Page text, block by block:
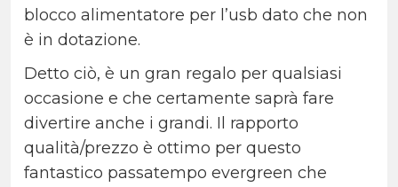
blocco alimentatore per l’usb dato che non
è in dotazione.
Detto ciò, è un gran regalo per qualsiasi
occasione e che certamente saprà fare
divertire anche i grandi. Il rapporto
qualità/prezzo è ottimo per questo
fantastico passatempo evergreen che